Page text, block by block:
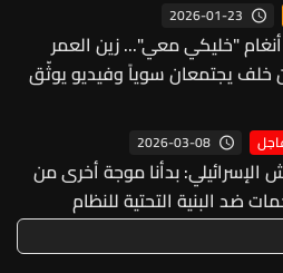
2026-01-23
"خليكي معي"... زين العمر
خلف يجتمعان سوياً وفيديو يوثّق
2026-03-08
الإسرائيلي: بدأنا موجة أخرى من
ضد البنية التحتية للنظام
في كل أنحاء إيران